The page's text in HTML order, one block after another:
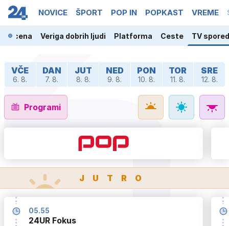
NOVICE ŠPORT POP IN POPKAST VREME
scena Veriga dobrih ljudi Platforma Ceste TV spored
VČE
6. 8.
DAN
7. 8.
JUT
8. 8.
NED
9. 8.
PON
10. 8.
TOR
11. 8.
SRE
12. 8.
Programi
JUTRO
05.55
24UR Fokus